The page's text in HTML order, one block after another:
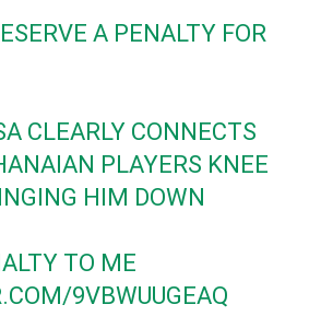
A PENALTY FOR
CLEARLY CONNECTS
PLAYERS KNEE
HIM DOWN
TO ME
9VBWUUGEAQ